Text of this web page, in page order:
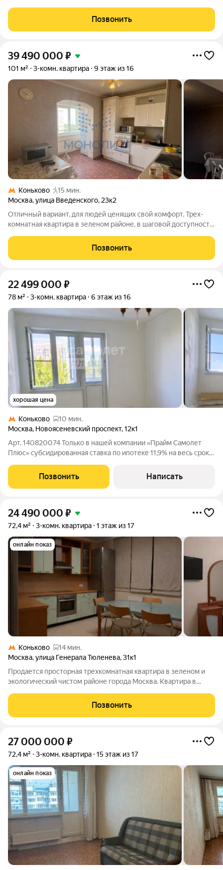
светлая 3комнатка на высоком этаже, качественный ремонт и
продуманная
Позвонить
39 490 000 ₽
101 м² 3-комн. квартира 9 этаж из 16
Коньково
15 мин.
Москва,улица Введенского, 23к2
Отличный вариант, для людей ценящих свой комфорт. Трех-
комнатная квартира в зеленом районе, в шаговой доступности
комнаты, 2 совмещенных санузла, просторная кухня с
лоджией, высокие потолки.
Позвонить
22 499 000 ₽
78 м² 3-комн. квартира 6 этаж из 16
хорошая цена
Коньково
10 мин.
Москва, Новоясеневский проспект,12к1
Арт. 140820074 Только в нашей компании «Прайм Самолет
Плюс» субсидированная ставка по ипотеке 11,9% на весь срок!
ипотечного брокера и полное юридическое сопровождение
сделки. Покупая квартиру с нами,
Позвонить Написать
24 490 000 ₽
72,4 м² 3-комн. квартира 1 этаж из 17
онлайн показ
Коньково
14 мин.
Москва,улица Генерала Тюленева,31к1
Продается просторная трехкомнатная квартира в зеленом и
экологический чистом районе города Москва. Квартира в
техника ( холодильник, варочная панель, духовой шкаф,
посудомоечная машина,
Позвонить
27 000 000 ₽
72,4 м² 3-комн. квартира 15 этаж из 17
онлайн показ